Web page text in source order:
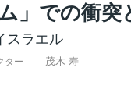
」での衝
スラエル
ター 茂木 寿